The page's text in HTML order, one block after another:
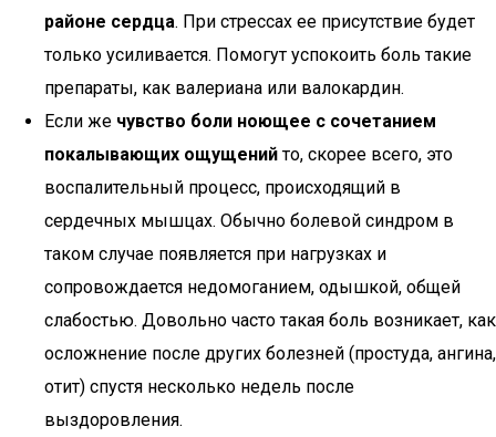
районе сердца. При стрессах ее присутствие будет
только усиливается. Помогут успокоить боль такие
препараты, как валериана или валокардин.
Если же чувство боли ноющее с сочетанием
покалывающих ощущенийто, скорее всего, это
воспалительный процесс, происходящий в
сердечных мышцах. Обычно болевой синдром в
таком случае появляется при нагрузках и
сопровождается недомоганием, одышкой, общей
слабостью. Довольно часто такая боль возникает, как
осложнение после других болезней (простуда, ангина,
отит) спустя несколько недель после
выздоровления.